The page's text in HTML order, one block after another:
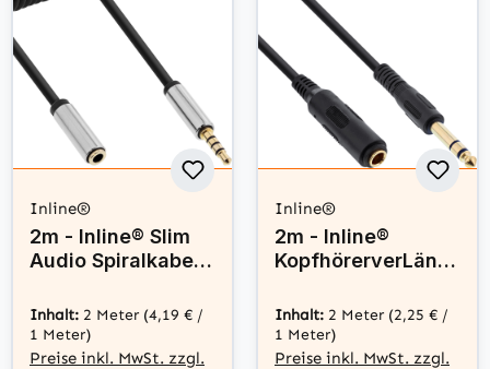
Inline®
2m - Inline® Slim
Audio Spiralkabel
ST/BU, 4-polig,
Stereo
Inhalt: 2 Meter (4,19 € /
1 Meter)
Preise inkl. MwSt. zzgl.
Inline®
2m - Inline®
KopfhörerverLäng
BU, Stereo,
vergoldete
Kontakte
Inhalt: 2 Meter (2,25 € /
1 Meter)
Preise inkl. MwSt. zzgl.